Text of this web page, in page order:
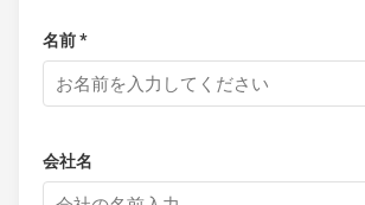
名前 *
会社名